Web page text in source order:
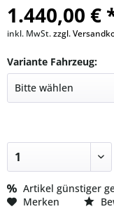
1.440,00 €
inkl. MwSt.zzgl.
Variante Fahrzeug:
Artikel günstiger
Merken